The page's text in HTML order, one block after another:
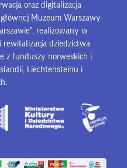
oraz digitalizacja
Muzeum Warszawy
realizowany w
rewitalizacja dziedzictwa
z funduszy norweskich i
Liechtensteinu i